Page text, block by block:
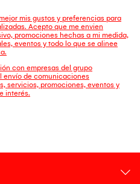
mis gustos y preferencias para
Acepto que me envien
promociones hechas a mi medida,
eventos y todo lo que se alinee
con empresas del grupo
envío de comunicaciones
servicios, promociones, eventos y
interés.